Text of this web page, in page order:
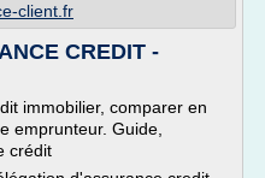
client.fr
CREDIT -
immobilier, comparer en
emprunteur. Guide,
crédit